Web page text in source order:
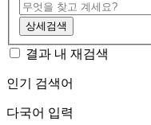
상세검색
결과 내 재검색
인기 검색어
다국어 입력